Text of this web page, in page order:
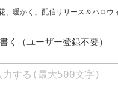
、暖かく」配信リリース＆ハロウ
く（ユーザー登録不要）